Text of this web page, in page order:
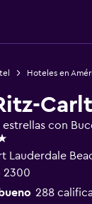
Hoteles en
estrellas con
Lauderdale
2300
288